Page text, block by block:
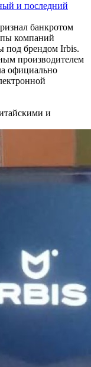
и последний
банкротом
компаний
под брендом Irbis.
производителем
официально
и